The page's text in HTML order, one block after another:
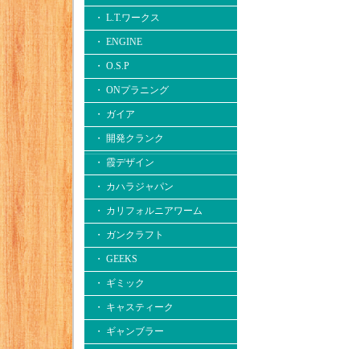
・ L.T.ワークス
・ ENGINE
・ O.S.P
・ ONプラニング
・ ガイア
・ 開発クランク
・ 霞デザイン
・ カハラジャパン
・ カリフォルニアワーム
・ ガンクラフト
・ GEEKS
・ ギミック
・ キャスティーク
・ ギャンブラー